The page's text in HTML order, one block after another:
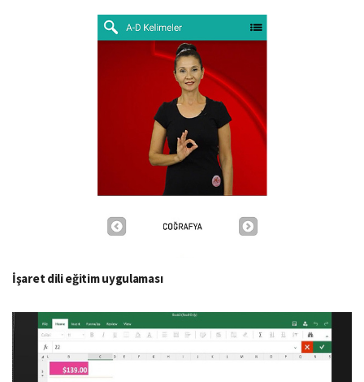
İşaret dili eğitim uygulaması